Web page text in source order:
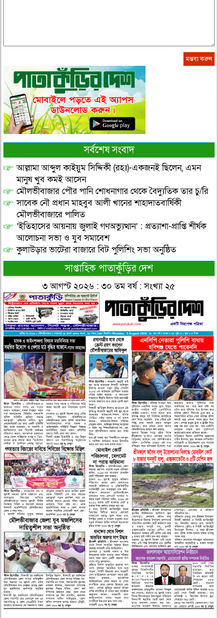
সর্বশেষ সংবাদ
আল্লামা আব্দুল কাইয়ুম সিদ্দিকী (রহঃ)-একজনই ছিলেন, এমন
মানুষ খুব কমই আসেন
মৌলভীবাজার পৌর পানি শোধনাগার থেকে বৈদ্যুতিক তার চু/রি
সাবেক নৌ প্রধান মাহবুব আলী খানের শাহাদাতবার্ষিকী
মৌলভীবাজারে পালিত
‘ইতিহাসের আয়নায় জুলাই গণঅভ্যুত্থান’ : প্রত্যাশা-প্রাপ্তি শীর্ষক
আলোচনা সভা ও যুব সমাবেশ
কুলাউড়ার ভাটেরা বাজারে বিট পুলিশিং সভা অনুষ্ঠিত
সাপ্তাহিক পাতাকুঁড়ির দেশ
৩ আগস্ট ২০২৬ : ৩০ তম বর্ষ : সংখ্যা ২৫